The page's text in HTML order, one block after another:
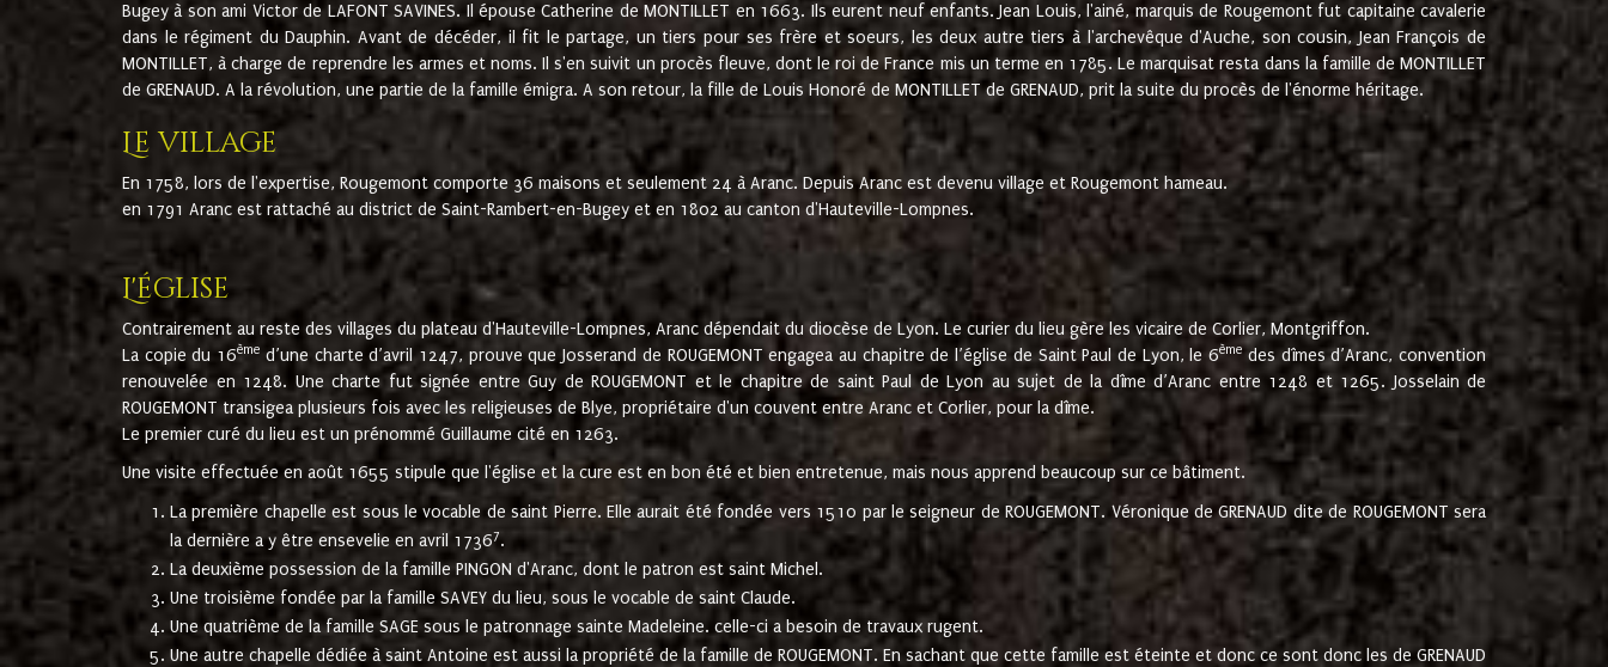
Bugey à son ami Victor de LAFONT SAVINES. Il épouse Catherine de MONTILLET en 1663. Ils eurent neuf enfants. Jean Louis, l'ainé, marquis de Rougemont fut capitaine cavalerie
dans le régiment du Dauphin. Avant de décéder, il fit le partage, un tiers pour ses frère et soeurs, les deux autre tiers à l'archevêque d'Auche, son cousin, Jean François de
MONTILLET, à charge de reprendre les armes et noms. Il s'en suivit un procès fleuve, dont le roi de France mis un terme en 1785. Le marquisat resta dans la famille de MONTILLET
de GRENAUD. A la révolution, une partie de la famille émigra. A son retour, la fille de Louis Honoré de MONTILLET de GRENAUD, prit la suite du procès de l'énorme héritage.
Le village
En 1758, lors de l'expertise, Rougemont comporte 36 maisons et seulement 24 à Aranc. Depuis Aranc est devenu village et Rougemont hameau.
en 1791 Aranc est rattaché au district de Saint-Rambert-en-Bugey et en 1802 au canton d'Hauteville-Lompnes.
L'église
Contrairement au reste des villages du plateau d'Hauteville-Lompnes, Aranc dépendait du diocèse de Lyon. Le curier du lieu gère les vicaire de Corlier, Montgriffon.
La copie du 16ème d’une charte d’avril 1247, prouve que Josserand de ROUGEMONT engagea au chapitre de l’église de Saint Paul de Lyon, le 6ème des dîmes d’Aranc, convention
renouvelée en 1248. Une charte fut signée entre Guy de ROUGEMONT et le chapitre de saint Paul de Lyon au sujet de la dîme d’Aranc entre 1248 et 1265. Josselain de
ROUGEMONT transigea plusieurs fois avec les religieuses de Blye, propriétaire d'un couvent entre Aranc et Corlier, pour la dîme.
Le premier curé du lieu est un prénommé Guillaume cité en 1263.
Une visite effectuée en août 1655 stipule que l'église et la cure est en bon été et bien entretenue, mais nous apprend beaucoup sur ce bâtiment.
La première chapelle est sous le vocable de saint Pierre. Elle aurait été fondée vers 1510 par le seigneur de ROUGEMONT. Véronique de GRENAUD dite de ROUGEMONT sera
la dernière a y être ensevelie en avril 17367.
La deuxième possession de la famille PINGON d'Aranc, dont le patron est saint Michel.
Une troisième fondée par la famille SAVEY du lieu, sous le vocable de saint Claude.
Une quatrième de la famille SAGE sous le patronnage sainte Madeleine. celle-ci a besoin de travaux rugent.
Une autre chapelle dédiée à saint Antoine est aussi la propriété de la famille de ROUGEMONT. En sachant que cette famille est éteinte et donc ce sont donc les de GRENAUD